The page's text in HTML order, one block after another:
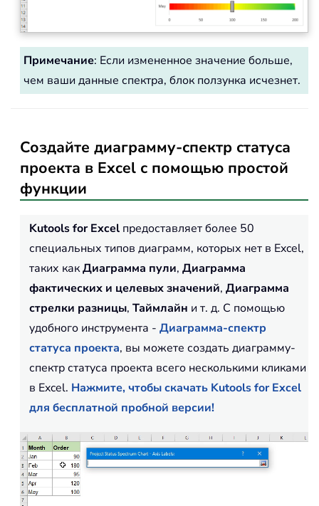
Примечание: Если измененное значение больше,
чем ваши данные спектра, блок ползунка исчезнет.
Создайте диаграмму-спектр статуса
проекта в Excel с помощью простой
функции
Kutools for Excel предоставляет более 50
специальных типов диаграмм, которых нет в Excel,
таких какДиаграмма пули, Диаграмма
фактических и целевых значений, Диаграмма
стрелки разницы, Таймлайн и т. д. С помощью
удобного инструмента - Диаграмма-спектр
статуса проекта, вы можете создать диаграмму-
спектр статуса проекта всего несколькими кликами
в Excel. Нажмите, чтобы скачать Kutools for Excel
для бесплатной пробной версии!